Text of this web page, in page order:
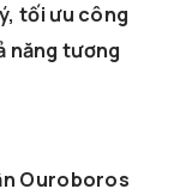
tối ưu công
năng tương
Ouroboros